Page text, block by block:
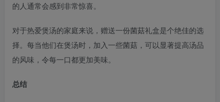
的人通常会感到非常惊喜。
对于热爱煲汤的家庭来说，赠送一份菌菇礼盒是个绝佳的选
择。每当他们在煲汤时，加入一些菌菇，可以显著提高汤品
的风味，令每一口都更加美味。
总结